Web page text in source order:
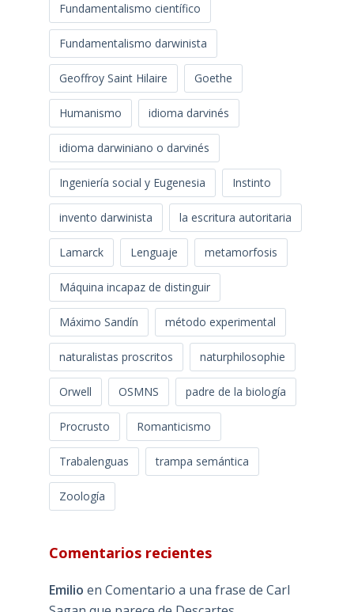
Fundamentalismo científico
Fundamentalismo darwinista
Geoffroy Saint Hilaire Goethe
Humanismo idioma darvinés
idioma darwiniano o darvinés
Ingeniería social y Eugenesia Instinto
invento darwinista la escritura autoritaria
Lamarck Lenguaje metamorfosis
Máquina incapaz de distinguir
Máximo Sandín método experimental
naturalistas proscritos naturphilosophie
Orwell OSMNS padre de la biología
Procrusto Romanticismo
Trabalenguas trampa semántica
Zoología
Comentarios recientes
Emilio en Comentario a una frase de Carl